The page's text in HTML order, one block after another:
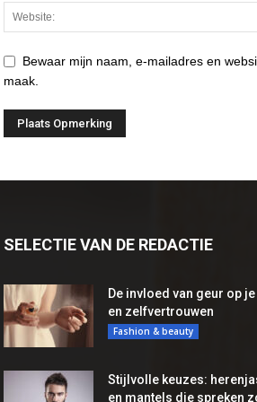
Bewaar mijn naam, e-mailadres en
maak.
SELECTIE VAN DE REDACTIE
De invloed van geur op
en zelfvertrouwen
Fashion & beauty
Stijlvolle keuzes:
en mantels die spreken